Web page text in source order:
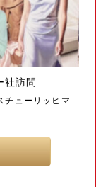
社訪問
ューリッヒマ